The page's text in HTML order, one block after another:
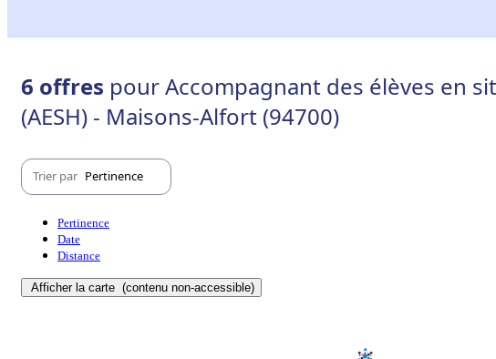
6 offres pour Accompagnant des élèves en
(AESH) - Maisons-Alfort (94700)
Trier par Pertinence
Pertinence
Date
Distance
Afficher la carte (contenu non-accessible)